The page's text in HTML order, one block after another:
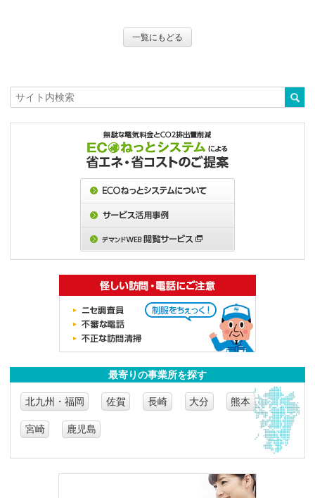
一覧にもどる
最寄りの事業所を探す
北九州・福岡 佐賀 長崎 大分 熊本
宮崎 鹿児島